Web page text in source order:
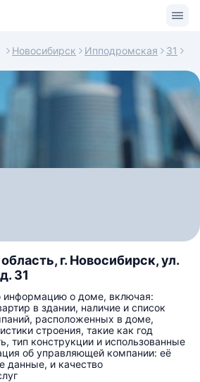
Новосибирск Ипподромская 31
г. Новосибирск, ул.
31
информацию о доме, включая:
в здании, наличие и список
расположенных в доме,
строения, такие как год
тип конструкции и использованные
об управляющей компании: её
данные, и качество